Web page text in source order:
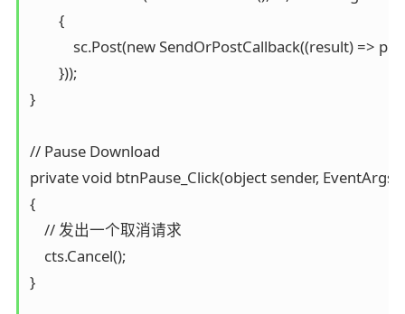
        {
sc.Post(new SendOrPostCallback((result) =>
        }));
}
// Pause Download
private void btnPause_Click(object sender, EventArgs
{
    // 发出一个取消请求
    cts.Cancel();
}